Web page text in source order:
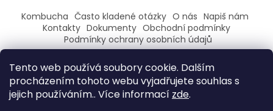
Tento web používá soubory cookie. Dalším
procházením tohoto webu vyjadřujete souhlas s
jejich používáním.. Více informací zde.
Kombucha Často kladené otázky O nás Napiš nám
Kontakty Dokumenty Obchodní podmínky
Podmínky ochrany osobních údajů